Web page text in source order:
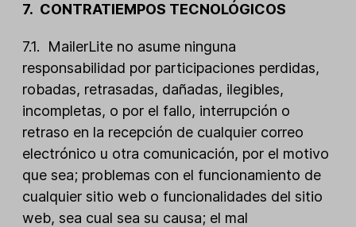
7. CONTRATIEMPOS TECNOLÓGICOS
7.1. MailerLite no asume ninguna
responsabilidad por participaciones perdidas,
robadas, retrasadas, dañadas, ilegibles,
incompletas, o por el fallo, interrupción o
retraso en la recepción de cualquier correo
electrónico u otra comunicación, por el motivo
que sea; problemas con el funcionamiento de
cualquier sitio web o funcionalidades del sitio
web, sea cual sea su causa; el mal